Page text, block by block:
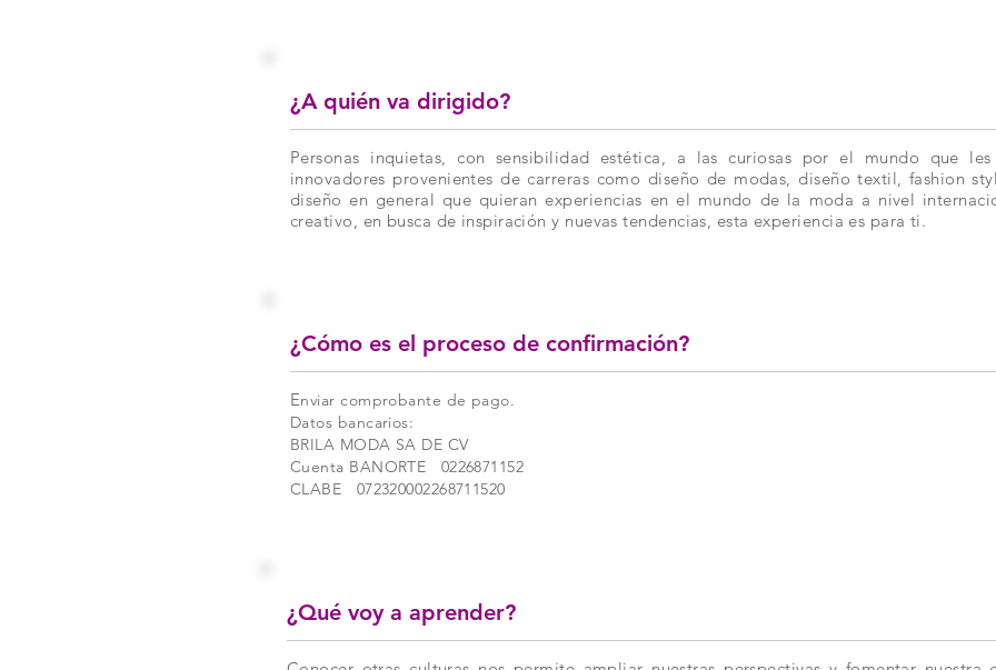
¿A quién va dirigido?
Personas inquietas, con sensibilidad estética, a las curiosas por el mundo que
innovadores provenientes de carreras como diseño de modas, diseño textil, fashion
diseño en general que quieran experiencias en el mundo de la moda a nivel
creativo, en busca de inspiración y nuevas tendencias, esta experiencia es para ti.
¿Cómo es el proceso de confirmación?
Enviar comprobante de pago.
Datos bancarios:
BRILA MODA SA DE CV
Cuenta BANORTE 0226871152
CLABE 072320002268711520
¿Qué voy a aprender?